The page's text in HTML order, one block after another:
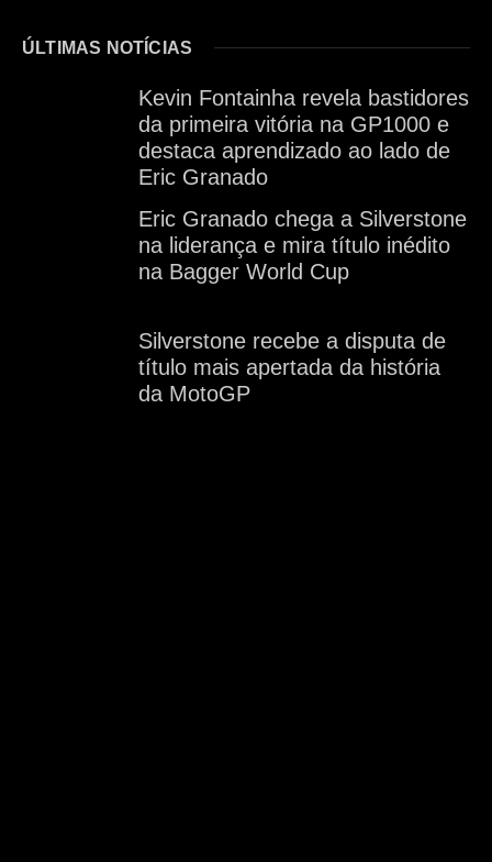
ÚLTIMAS NOTÍCIAS
Kevin Fontainha revela bastidores
da primeira vitória na GP1000 e
destaca aprendizado ao lado de
Eric Granado
Eric Granado chega a Silverstone
na liderança e mira título inédito
na Bagger World Cup
Silverstone recebe a disputa de
título mais apertada da história
da MotoGP